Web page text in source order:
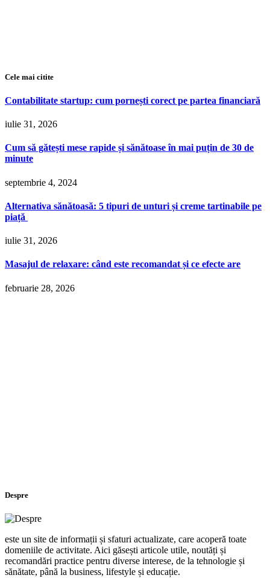
Cele mai citite
Contabilitate startup: cum pornești corect pe partea financiară
iulie 31, 2026
Cum să gătești mese rapide și sănătoase în mai puțin de 30 de
minute
septembrie 4, 2024
Alternativa sănătoasă: 5 tipuri de unturi și creme tartinabile pe
piață
iulie 31, 2026
Masajul de relaxare: când este recomandat și ce efecte are
februarie 28, 2026
Despre
este un site de informații și sfaturi actualizate, care acoperă toate
domeniile de activitate. Aici găsești articole utile, noutăți și
recomandări practice pentru diverse interese, de la tehnologie și
sănătate, până la business, lifestyle și educație.